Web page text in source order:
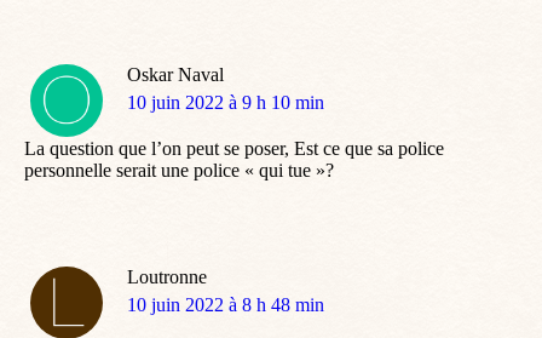
Oskar Naval
dit
10 juin 2022 à 9 h 10 min
La question que l’on peut se poser, Est ce que sa police
personnelle serait une police « qui tue »?
Loutronne
dit
10 juin 2022 à 8 h 48 min